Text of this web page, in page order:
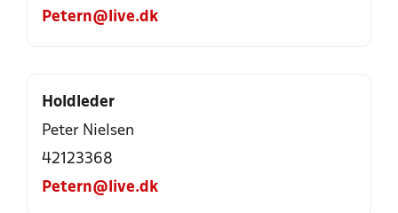
Petern@live.dk
Holdleder
Peter Nielsen
42123368
Petern@live.dk